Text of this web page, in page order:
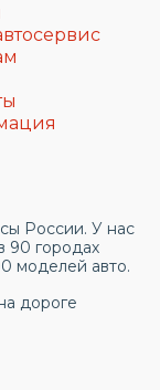
России. У нас
90 городах
моделей авто.
дороге